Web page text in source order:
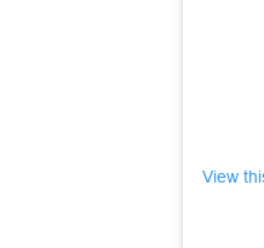
View